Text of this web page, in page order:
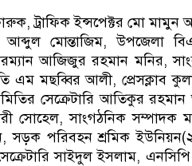
ট্রাফিক ইন্সপেক্টর মো মামুন
মোন্তাজিম, উপজেলা
আজিজুর রহমান মনির,
এম মছব্বির আলী, প্রেসক্লাব
সেক্রেটারি আতিকুর
সোহেল, সাংগঠনিক সম্পাদক
সড়ক পরিবহন শ্রমিক
সাইদুল ইসলাম,